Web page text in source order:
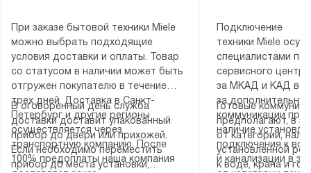
При заказе бытовой техники Miele
можно выбрать подходящие
условия доставки и оплаты. Товар
со статусом в наличии может быть
отгружен покупателю в течение
трех дней. Доставка в Санкт-
Петербург и другие регионы
осуществляется через
транспортную компанию. После
100% предоплаты наша компания
В оговоренный день служба
доставки доставит упакованный
прибор до двери или прихожей.
Если необходимо переместить
прибор до места установки,
Подключение
техники Miele
специалистами
сервисного
за МКАД и КАД
за
коммуникации
наличие
подключения к
и канализации в
Готовые
предполагают, в
от категории,
установленной
к воде, крана и